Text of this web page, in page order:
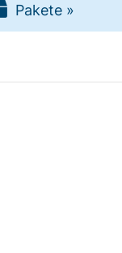
Pakete »